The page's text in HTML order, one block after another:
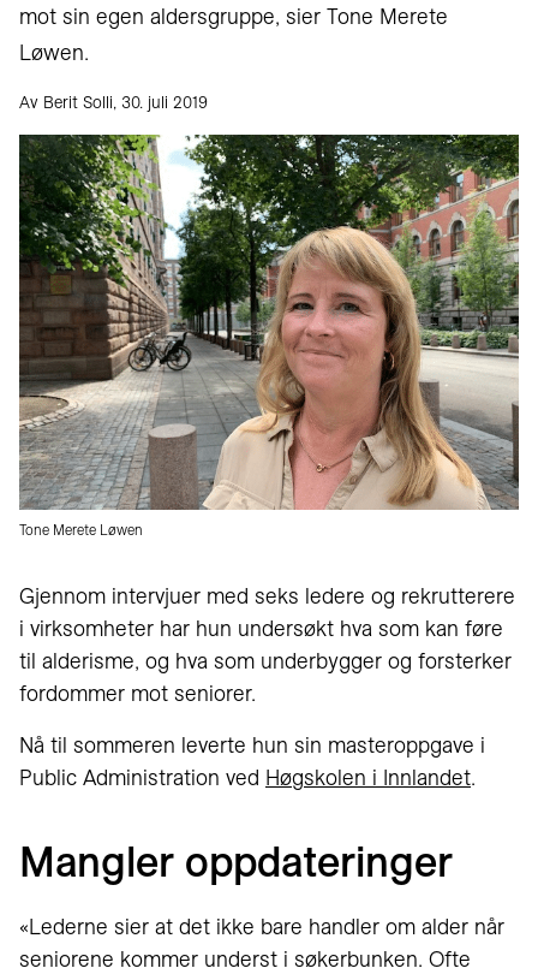
mot sin egen aldersgruppe, sier Tone Merete
Løwen.
Av Berit Solli, 30. juli 2019
Tone Merete Løwen
Gjennom intervjuer med seks ledere og rekrutterere
i virksomheter har hun undersøkt hva som kan føre
til alderisme, og hva som underbygger og forsterker
fordommer mot seniorer.
Nå til sommeren leverte hun sin masteroppgave i
Public Administration ved Høgskolen i Innlandet.
Mangler oppdateringer
«Lederne sier at det ikke bare handler om alder når
seniorene kommer underst i søkerbunken. Ofte